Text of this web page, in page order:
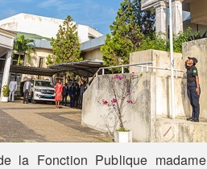
la Fonction Publique madame